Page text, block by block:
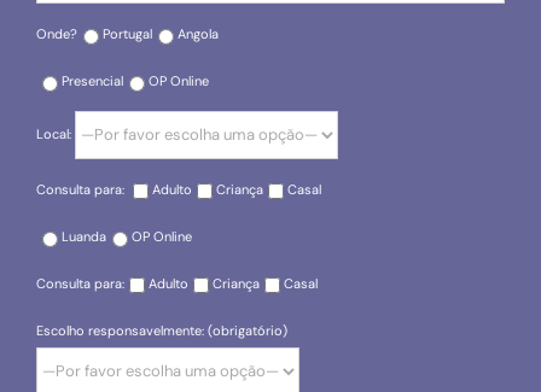
Onde? Portugal Angola
Presencial OP Online
Local:
Consulta para: Adulto Criança Casal
Luanda OP Online
Consulta para: Adulto Criança Casal
Escolho responsavelmente: (obrigatório)